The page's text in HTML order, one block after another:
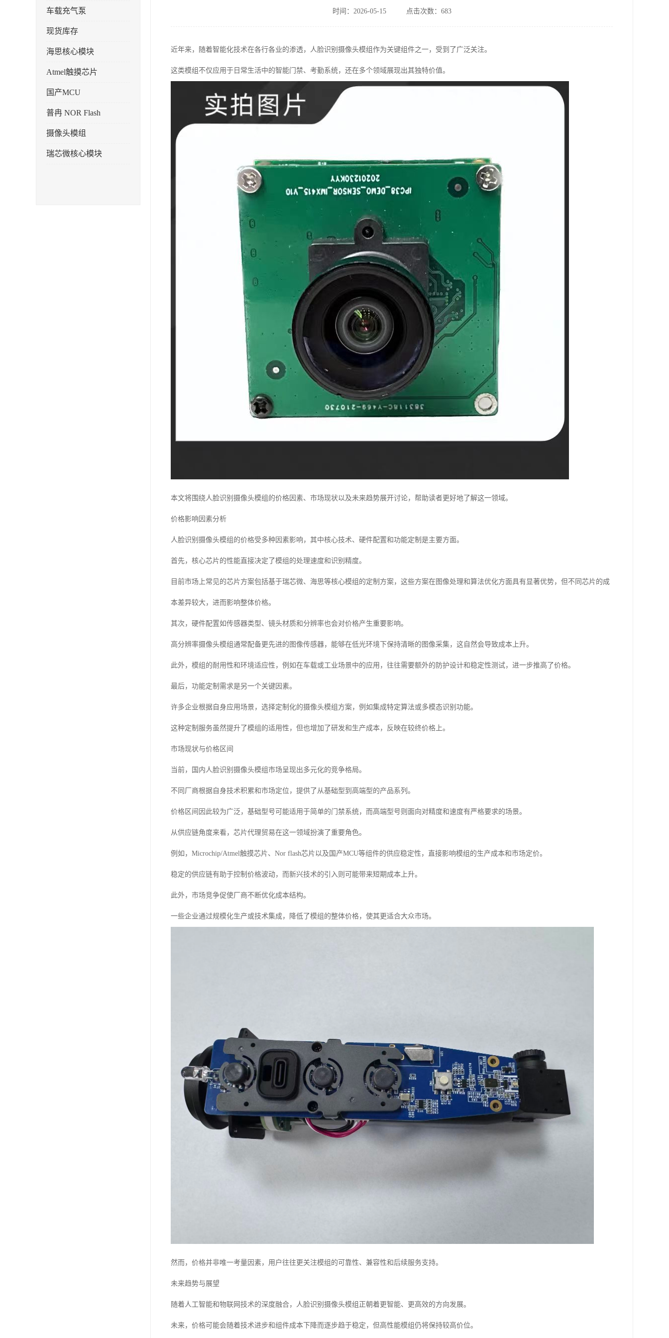
车载充气泵
现货库存
海思核心模块
Atmel触摸芯片
国产MCU
普冉 NOR Flash
摄像头模组
瑞芯微核心模块
时间：2026-05-15 点击次数：683
近年来，随着智能化技术在各行各业的渗透，人脸识别摄像头模组作为关键组件之一，受到了广泛关注。
这类模组不仅应用于日常生活中的智能门禁、考勤系统，还在多个领域展现出其独特价值。
本文将围绕人脸识别摄像头模组的价格因素、市场现状以及未来趋势展开讨论，帮助读者更好地了解这一领域。
价格影响因素分析
人脸识别摄像头模组的价格受多种因素影响，其中核心技术、硬件配置和功能定制是主要方面。
首先，核心芯片的性能直接决定了模组的处理速度和识别精度。
目前市场上常见的芯片方案包括基于瑞芯微、海思等核心模组的定制方案，这些方案在图像处理和算法优化方面具有显著优势，但不同芯片的成
本差异较大，进而影响整体价格。
其次，硬件配置如传感器类型、镜头材质和分辨率也会对价格产生重要影响。
高分辨率摄像头模组通常配备更先进的图像传感器，能够在低光环境下保持清晰的图像采集，这自然会导致成本上升。
此外，模组的耐用性和环境适应性，例如在车载或工业场景中的应用，往往需要额外的防护设计和稳定性测试，进一步推高了价格。
最后，功能定制需求是另一个关键因素。
许多企业根据自身应用场景，选择定制化的摄像头模组方案，例如集成特定算法或多模态识别功能。
这种定制服务虽然提升了模组的适用性，但也增加了研发和生产成本，反映在较终价格上。
市场现状与价格区间
当前，国内人脸识别摄像头模组市场呈现出多元化的竞争格局。
不同厂商根据自身技术积累和市场定位，提供了从基础型到高端型的产品系列。
价格区间因此较为广泛，基础型号可能适用于简单的门禁系统，而高端型号则面向对精度和速度有严格要求的场景。
从供应链角度来看，芯片代理贸易在这一领域扮演了重要角色。
例如，Microchip/Atmel触摸芯片、Nor flash芯片以及国产MCU等组件的供应稳定性，直接影响模组的生产成本和市场定价。
稳定的供应链有助于控制价格波动，而新兴技术的引入则可能带来短期成本上升。
此外，市场竞争促使厂商不断优化成本结构。
一些企业通过规模化生产或技术集成，降低了模组的整体价格，使其更适合大众市场。
然而，价格并非唯一考量因素，用户往往更关注模组的可靠性、兼容性和后续服务支持。
未来趋势与展望
随着人工智能和物联网技术的深度融合，人脸识别摄像头模组正朝着更智能、更高效的方向发展。
未来，价格可能会随着技术进步和组件成本下降而逐步趋于稳定，但高性能模组仍将保持较高价位。